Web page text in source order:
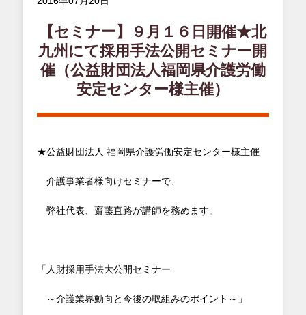
【セミナー】９月１６日開催★北
九州にて採用手法公開セミナー開
催（公益財団法人福岡県介護労働
安定センター様主催）
★公益財団法人 福岡県介護労働安定センター様主催
介護事業者様向けセミナーで、
弊社代表、齋藤直路が講師を務めます。
「人財採用手法大公開セミナー
～介護業界動向と今後の取組みのポイント～」